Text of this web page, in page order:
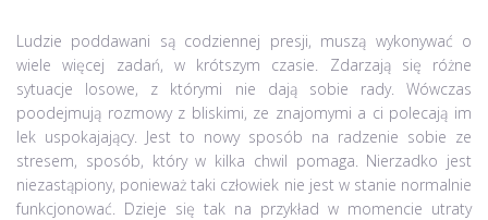
Ludzie poddawani są codziennej presji, muszą wykonywać o
wiele więcej zadań, w krótszym czasie. Zdarzają się różne
sytuacje losowe, z którymi nie dają sobie rady. Wówczas
poodejmują rozmowy z bliskimi, ze znajomymi a ci polecają im
lek uspokajający. Jest to nowy sposób na radzenie sobie ze
stresem, sposób, który w kilka chwil pomaga. Nierzadko jest
niezastąpiony, ponieważ taki człowiek nie jest w stanie normalnie
funkcjonować. Dzieje się tak na przykład w momencie utraty